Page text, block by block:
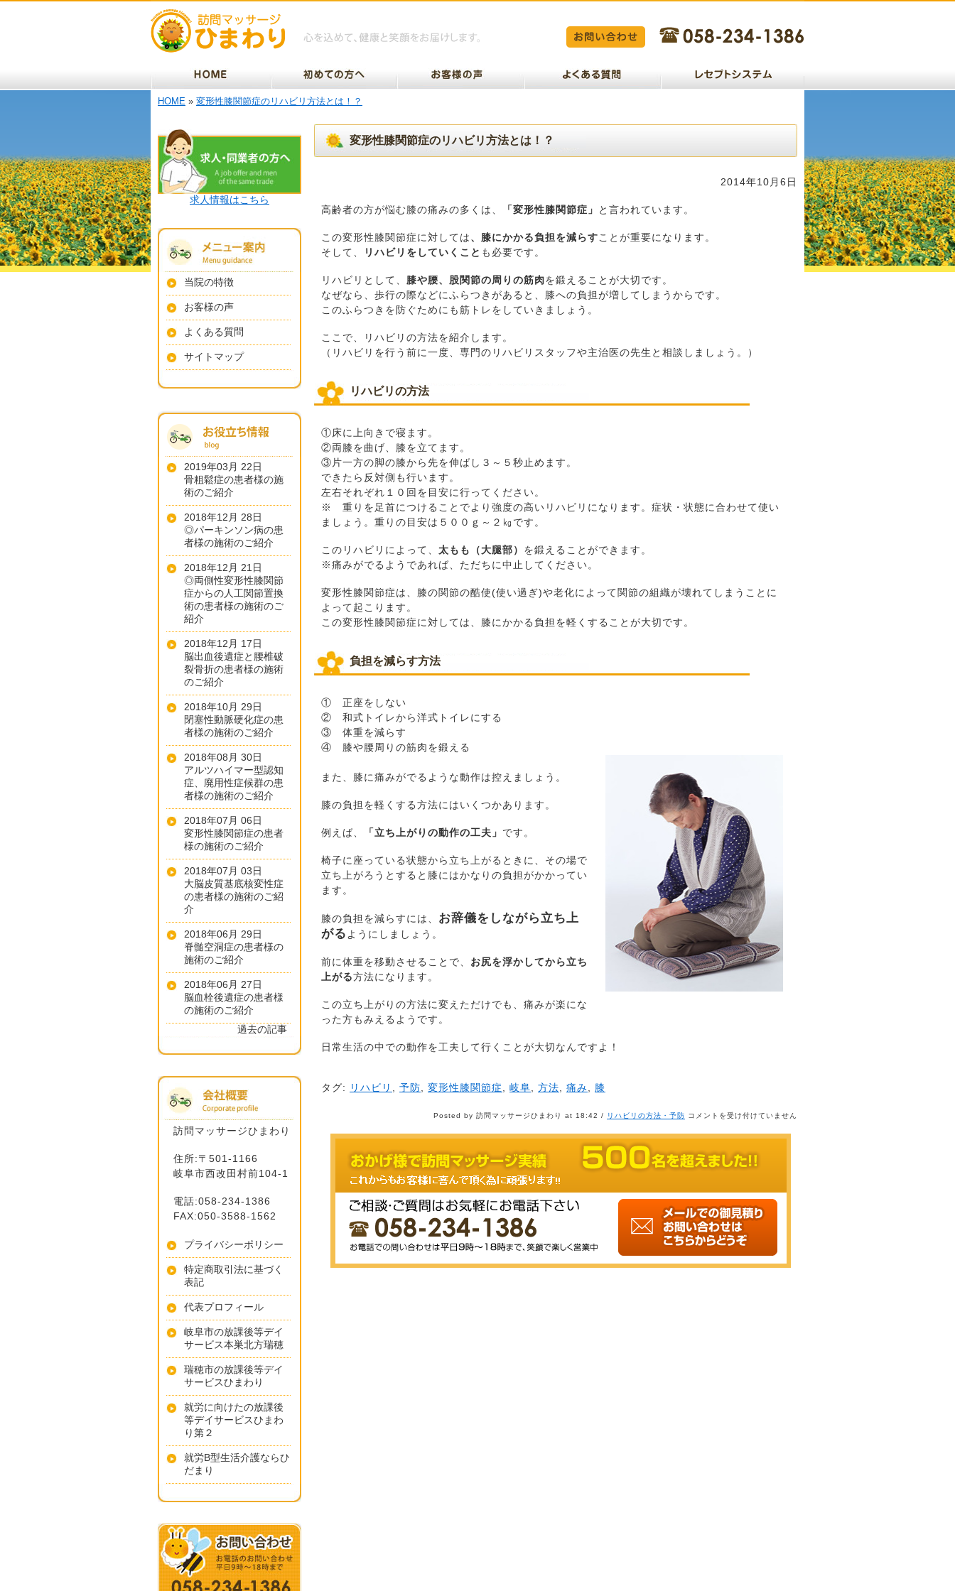
HOME » 変形性膝関節症のリハビリ方法とは！？
変形性膝関節症のリハビリ方法とは！？
2014年10月6日
高齢者の方が悩む膝の痛みの多くは、 「変形性膝関節症」 と言われています。
この変形性膝関節症に対しては、膝にかかる負担を減らすことが重要になります。
そして、
リハビリをしていくこと も必要です。
リハビリとして、 膝や腰、股関節の周りの筋肉を鍛えることが大切です。
なぜなら、歩行の際などにふらつきがあると、膝への負担が増してしまうからです。
このふらつきを防ぐためにも筋トレをしていきましょう。
ここで、リハビリの方法を紹介します。
（リハビリを行う前に一度、専門のリハビリスタッフや主治医の先生と相談しましょう。）
リハビリの方法
①床に上向きで寝ます。
②両膝を曲げ、膝を立てます。
③片一方の脚の膝から先を伸ばし３～５秒止めます。
できたら反対側も行います。
左右それぞれ１０回を目安に行ってください。
※ 重りを足首につけることでより強度の高いリハビリになります。症状・状態に合わせて使い
ましょう。重りの目安は５００ｇ～２㎏です。
このリハビリによって、 太もも（大腿部） を鍛えることができます。
※痛みがでるようであれば、ただちに中止してください。
変形性膝関節症は、膝の関節の酷使(使い過ぎ)や老化によって関節の組織が壊れてしまうことに
よって起こります。
この変形性膝関節症に対しては、膝にかかる負担を軽くすることが大切です。
負担を減らす方法
① 正座をしない
② 和式トイレから洋式トイレにする
③ 体重を減らす
④ 膝や腰周りの筋肉を鍛える
また、膝に痛みがでるような動作は控えましょう。
膝の負担を軽くする方法にはいくつかあります。
例えば、 「立ち上がりの動作の工夫」 です。
椅子に座っている状態から立ち上がるときに、その場で
立ち上がろうとすると膝にはかなりの負担がかかってい
ます。
膝の負担を減らすには、 お辞儀をしながら立ち上
がるようにしましょう。
前に体重を移動させることで、 お尻を浮かしてから立ち
上がる方法になります。
この立ち上がりの方法に変えただけでも、痛みが楽にな
った方もみえるようです。
日常生活の中での動作を工夫して行くことが大切なんですよ！
タグ: リハビリ , 予防, 変形性膝関節症, 岐阜, 方法, 痛み, 膝
Posted by 訪問マッサージひまわり at 18:42 / リハビリの方法・予防 変
膝
症
の
リ
ビ
コメントを受け付けていません
求人情報はこちら
当院の特徴
お客様の声
よくある質問
サイトマップ
2019年03月 22日
骨粗鬆症の患者様の施
術のご紹介
2018年12月 28日
◎パーキンソン病の患
者様の施術のご紹介
2018年12月 21日
◎両側性変形性膝関節
症からの人工関節置換
術の患者様の施術のご
紹介
2018年12月 17日
脳出血後遺症と腰椎破
裂骨折の患者様の施術
のご紹介
2018年10月 29日
閉塞性動脈硬化症の患
者様の施術のご紹介
2018年08月 30日
アルツハイマー型認知
症、廃用性症候群の患
者様の施術のご紹介
2018年07月 06日
変形性膝関節症の患者
様の施術のご紹介
2018年07月 03日
大脳皮質基底核変性症
の患者様の施術のご紹
介
2018年06月 29日
脊髄空洞症の患者様の
施術のご紹介
2018年06月 27日
脳血栓後遺症の患者様
の施術のご紹介
過去の記事
訪問マッサージひまわり
住所:〒501-1166
岐阜市西改田村前104-1
電話:058-234-1386
FAX:050-3588-1562
プライバシーポリシー
特定商取引法に基づく
表記
代表プロフィール
岐阜市の放課後等デイ
サービス本巣北方瑞穂
瑞穂市の放課後等デイ
サービスひまわり
就労に向けたの放課後
等デイサービスひまわ
り第２
就労B型生活介護ならひ
だまり